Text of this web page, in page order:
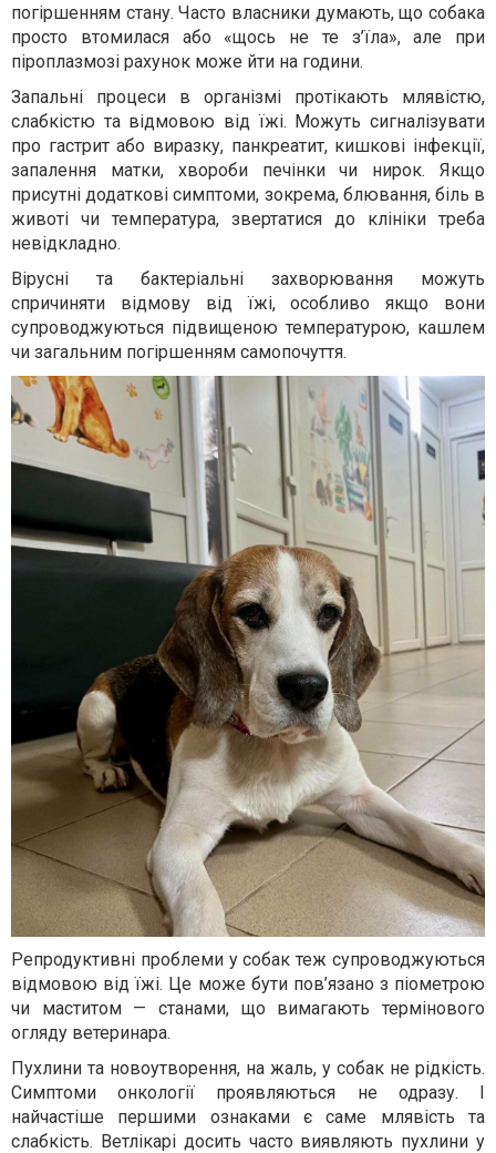
погіршенням стану. Часто власники думають, що собака
просто втомилася або «щось не те з’їла», але при
піроплазмозі рахунок може йти на години.
Запальні процеси в організмі протікають млявістю,
слабкістю та відмовою від їжі. Можуть сигналізувати
про гастрит або виразку, панкреатит, кишкові інфекції,
запалення матки, хвороби печінки чи нирок. Якщо
присутні додаткові симптоми, зокрема, блювання, біль в
животі чи температура, звертатися до клініки треба
невідкладно.
Вірусні та бактеріальні захворювання можуть
спричиняти відмову від їжі, особливо якщо вони
супроводжуються підвищеною температурою, кашлем
чи загальним погіршенням самопочуття.
Репродуктивні проблеми у собак теж супроводжуються
відмовою від їжі. Це може бути пов’язано з піометрою
чи маститом — станами, що вимагають термінового
огляду ветеринара.
Пухлини та новоутворення, на жаль, у собак не рідкість.
Симптоми онкології проявляються не одразу. І
найчастіше першими ознаками є саме млявість та
слабкість. Ветлікарі досить часто виявляють пухлини у